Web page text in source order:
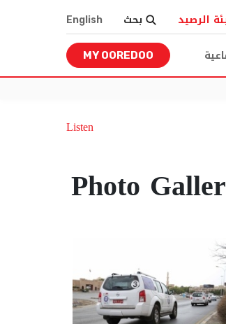
الرصيد بحث English
MY OOREDOO
Listen
Photo